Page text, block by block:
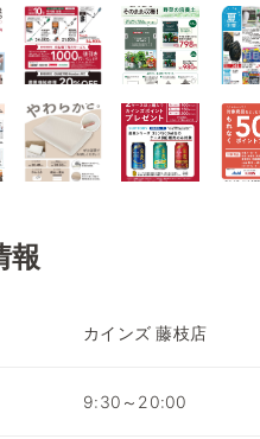
報
カインズ 藤枝店
9:30～20:00